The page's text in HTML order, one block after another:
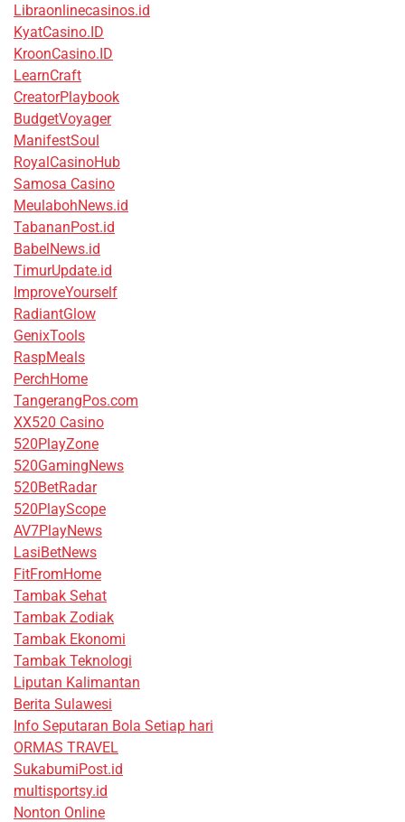
Libraonlinecasinos.id
KyatCasino.ID
KroonCasino.ID
LearnCraft
CreatorPlaybook
BudgetVoyager
ManifestSoul
RoyalCasinoHub
Samosa Casino
MeulabohNews.id
TabananPost.id
BabelNews.id
TimurUpdate.id
ImproveYourself
RadiantGlow
GenixTools
RaspMeals
PerchHome
TangerangPos.com
XX520 Casino
520PlayZone
520GamingNews
520BetRadar
520PlayScope
AV7PlayNews
LasiBetNews
FitFromHome
Tambak Sehat
Tambak Zodiak
Tambak Ekonomi
Tambak Teknologi
Liputan Kalimantan
Berita Sulawesi
Info Seputaran Bola Setiap hari
ORMAS TRAVEL
SukabumiPost.id
multisportsy.id
Nonton Online